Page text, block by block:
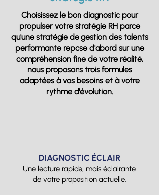
Choisissez le bon diagnostic pour
propulser votre stratégie RH parce
qu'une stratégie de gestion des talents
performante repose d'abord sur une
compréhension fine de votre réalité,
nous proposons trois formules
adaptées à vos besoins et à votre
rythme d'évolution.
DIAGNOSTIC ÉCLAIR
Une lecture rapide, mais éclairante
de votre proposition actuelle.